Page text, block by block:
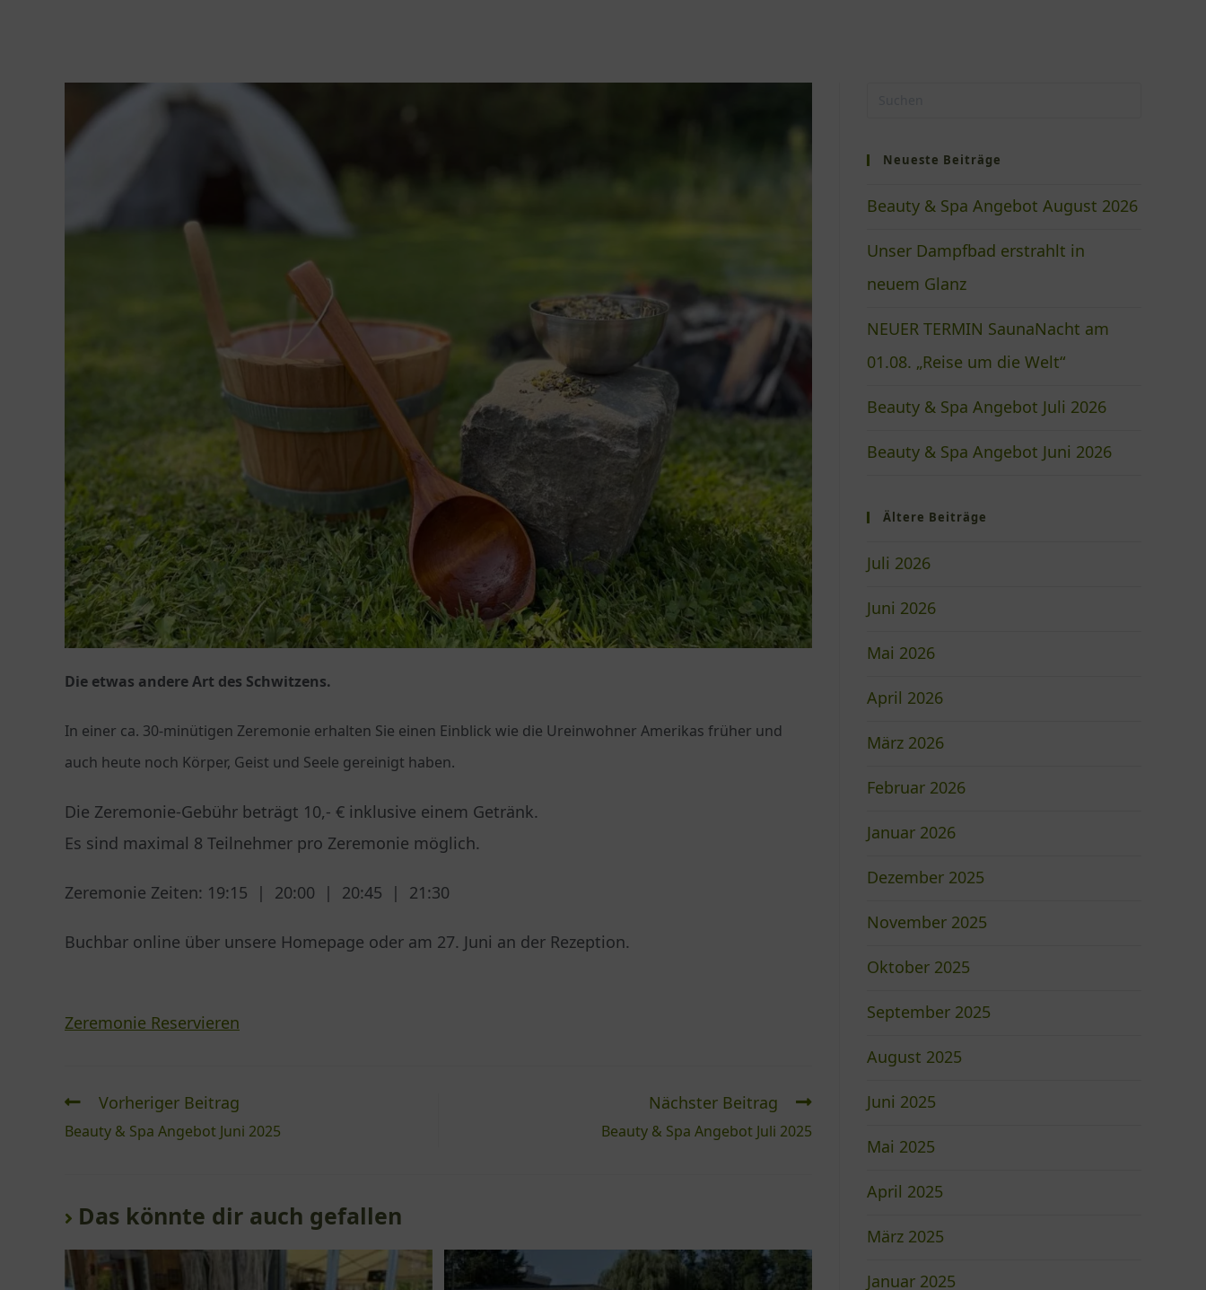
Die etwas andere Art des Schwitzens.
In einer ca. 30-minütigen Zeremonie erhalten Sie einen Einblick wie die Ureinwohner Amerikas früher und
auch heute noch Körper, Geist und Seele gereinigt haben.
Die Zeremonie-Gebühr beträgt 10,- € inklusive einem Getränk.
Es sind maximal 8 Teilnehmer pro Zeremonie möglich.
Zeremonie Zeiten: 19:15 | 20:00 | 20:45 | 21:30
Buchbar online über unsere Homepage oder am 27. Juni an der Rezeption.
Zeremonie Reservieren
Vorheriger Beitrag
Beauty & Spa Angebot Juni 2025
Nächster Beitrag
Beauty & Spa Angebot Juli 2025
Das könnte dir auch gefallen
Neueste Beiträge
Beauty & Spa Angebot August 2026
Unser Dampfbad erstrahlt in
neuem Glanz
NEUER TERMIN SaunaNacht am
01.08. „Reise um die Welt“
Beauty & Spa Angebot Juli 2026
Beauty & Spa Angebot Juni 2026
Ältere Beiträge
Juli 2026
Juni 2026
Mai 2026
April 2026
März 2026
Februar 2026
Januar 2026
Dezember 2025
November 2025
Oktober 2025
September 2025
August 2025
Juni 2025
Mai 2025
April 2025
März 2025
Januar 2025